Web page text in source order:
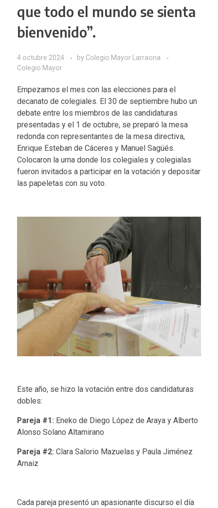
que todo el mundo se sienta
bienvenido”.
4 octubre 2024 by Colegio Mayor Larraona
Colegio Mayor
Empezamos el mes con las elecciones para el
decanato de colegiales. El 30 de septiembre hubo un
debate entre los miembros de las candidaturas
presentadas y el 1 de octubre, se preparó la mesa
redonda con representantes de la mesa directiva,
Enrique Esteban de Cáceres y Manuel Sagüés.
Colocaron la urna donde los colegiales y colegialas
fueron invitados a participar en la votación y depositar
las papeletas con su voto.
Este año, se hizo la votación entre dos candidaturas
dobles:
Pareja #1: Eneko de Diego López de Araya y Alberto
Alonso Solano Altamirano
Pareja #2: Clara Salorio Mazuelas y Paula Jiménez
Arnaiz
Cada pareja presentó un apasionante discurso el día